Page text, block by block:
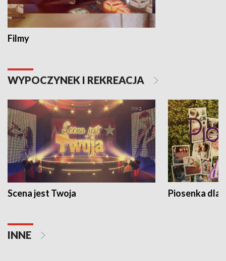
Filmy
WYPOCZYNEK I REKREACJA
Scena jest Twoja Piosenka dla
INNE